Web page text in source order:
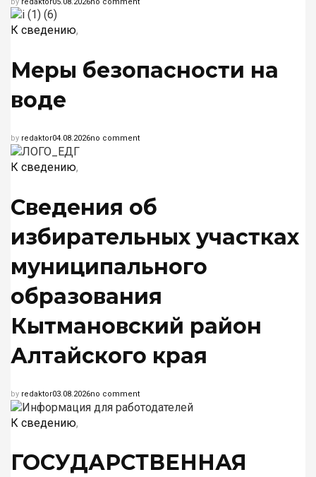
К сведению,
Меры безопасности на
воде
by redaktor04.08.2026no comment
К сведению,
Сведения об
избирательных участках
муниципального
образования
Кытмановский район
Алтайского края
by redaktor03.08.2026no comment
К сведению,
ГОСУДАРСТВЕННАЯ